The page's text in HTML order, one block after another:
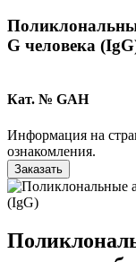
G человека
Кат. № GAH
Информация на
ознакомления.
Заказать